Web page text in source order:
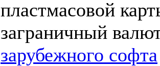
пластмасовой
заграничный
зарубежного софта